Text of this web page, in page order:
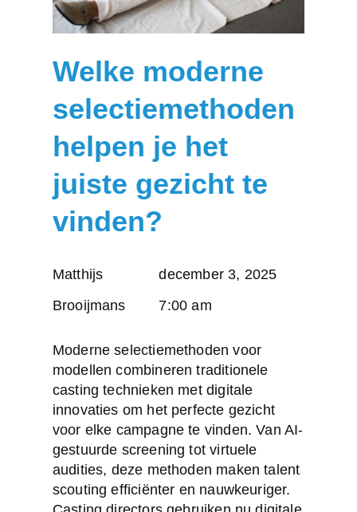
Welke moderne
selectiemethoden
helpen je het
juiste gezicht te
vinden?
Posted
by:
Matthijs
Brooijmans
december 3, 2025
7:00 am
Moderne selectiemethoden voor
modellen combineren traditionele
casting technieken met digitale
innovaties om het perfecte gezicht
voor elke campagne te vinden. Van AI-
gestuurde screening tot virtuele
audities, deze methoden maken talent
scouting efficiënter en nauwkeuriger.